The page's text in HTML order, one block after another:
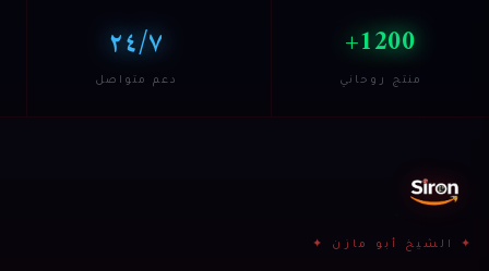
1200+
منتج روحاني
٢٤/٧
دعم متواصل
✦ الشيخ أبو مازن ✦